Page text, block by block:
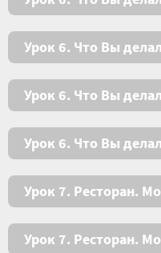
Урок 6. Что Вы
Урок 6. Что Вы
Урок 6. Что Вы
Урок 7. Ресторан.
Урок 7. Ресторан.